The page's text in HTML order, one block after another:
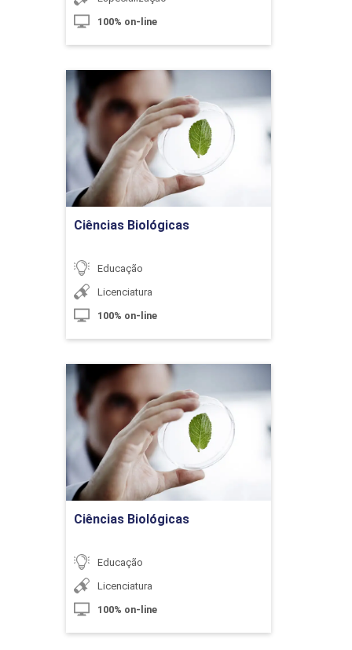
Metodologia Ativa
Sala de Aula Invertida x Sala de Aula
Metodologias mais Adotadas no Ensino
e Adultos
100% on-line
Ciências Biológicas
Educação
Licenciatura
100% on-line
Ciências Biológicas
Detalhes do curso
Ir para Inscrição
Ciências Biológicas
Educação
Licenciatura
100% on-line
Ciências Biológicas
Detalhes do curso
Ir para Inscrição